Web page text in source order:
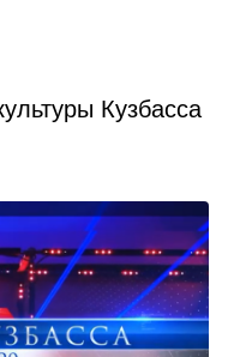
Кузбасса